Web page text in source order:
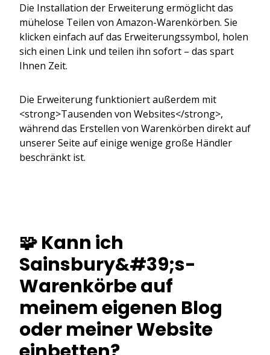
Die Installation der Erweiterung ermöglicht das
mühelose Teilen von Amazon-Warenkörben. Sie
klicken einfach auf das Erweiterungssymbol, holen
sich einen Link und teilen ihn sofort – das spart
Ihnen Zeit.
Die Erweiterung funktioniert außerdem mit
<strong>Tausenden von Websites</strong>,
während das Erstellen von Warenkörben direkt auf
unserer Seite auf einige wenige große Händler
beschränkt ist.
🧩 Kann ich
Sainsbury&#39;s-
Warenkörbe auf
meinem eigenen Blog
oder meiner Website